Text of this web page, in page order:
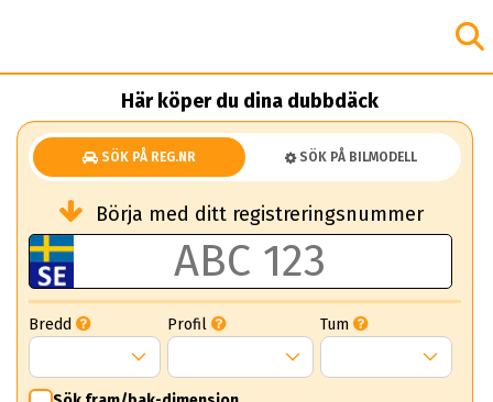
Här köper du dina dubbdäck
SÖK PÅ REG.NR SÖK PÅ BILMODELL
Börja med ditt registreringsnummer
Bredd Profil Tum